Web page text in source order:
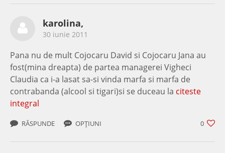
karolina,
30 iunie 2011
Pana nu de mult Cojocaru David si Cojocaru Jana au
fost(mina dreapta) de partea managerei Vigheci
Claudia ca i-a lasat sa-si vinda marfa si marfa de
contrabanda (alcool si tigari)si se duceau la citeste
integral
0
RĂSPUNDE OPȚIUNI